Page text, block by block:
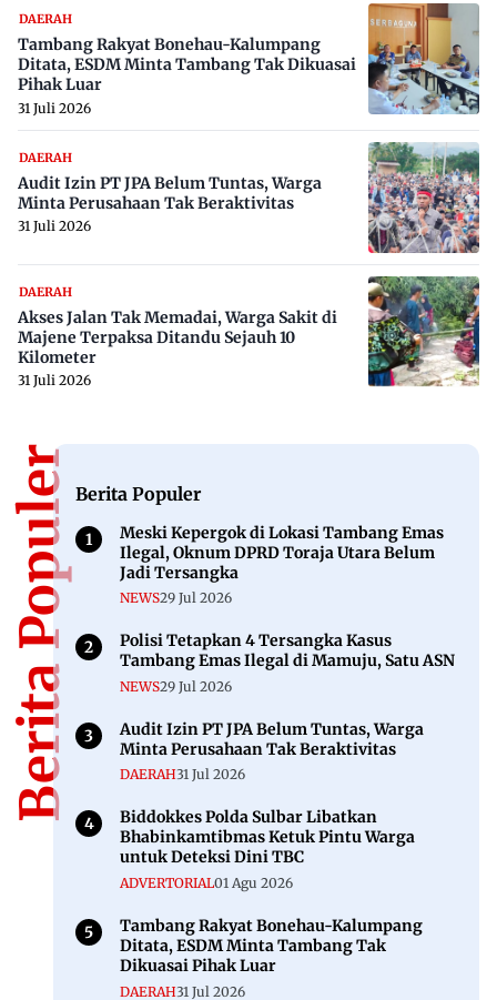
DAERAH
Tambang Rakyat Bonehau-Kalumpang
Ditata, ESDM Minta Tambang Tak Dikuasai
Pihak Luar
31 Juli 2026
DAERAH
Audit Izin PT JPA Belum Tuntas, Warga
Minta Perusahaan Tak Beraktivitas
31 Juli 2026
DAERAH
Akses Jalan Tak Memadai, Warga Sakit di
Majene Terpaksa Ditandu Sejauh 10
Kilometer
31 Juli 2026
Berita PopulerBerita Populer
Meski Kepergok di Lokasi Tambang Emas
Ilegal, Oknum DPRD Toraja Utara Belum
Jadi Tersangka
NEWS29 Jul 2026
Polisi Tetapkan 4 Tersangka Kasus
Tambang Emas Ilegal di Mamuju, Satu ASN
NEWS29 Jul 2026
Audit Izin PT JPA Belum Tuntas, Warga
Minta Perusahaan Tak Beraktivitas
DAERAH31 Jul 2026
Biddokkes Polda Sulbar Libatkan
Bhabinkamtibmas Ketuk Pintu Warga
untuk Deteksi Dini TBC
ADVERTORIAL01 Agu 2026
Tambang Rakyat Bonehau-Kalumpang
Ditata, ESDM Minta Tambang Tak
Dikuasai Pihak Luar
DAERAH31 Jul 2026